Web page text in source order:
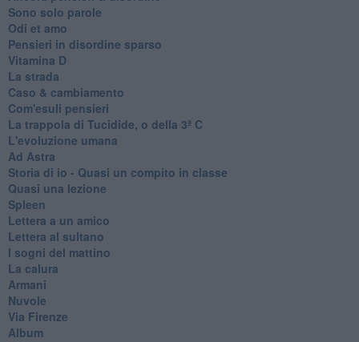
Sono solo parole
Odi et amo
Pensieri in disordine sparso
Vitamina D
La strada
Caso & cambiamento
Com'esuli pensieri
La trappola di Tucidide, o della 3ª C
L'evoluzione umana
Ad Astra
Storia di io - Quasi un compito in classe
Quasi una lezione
Spleen
Lettera a un amico
Lettera al sultano
I sogni del mattino
La calura
Armani
Nuvole
Via Firenze
Album